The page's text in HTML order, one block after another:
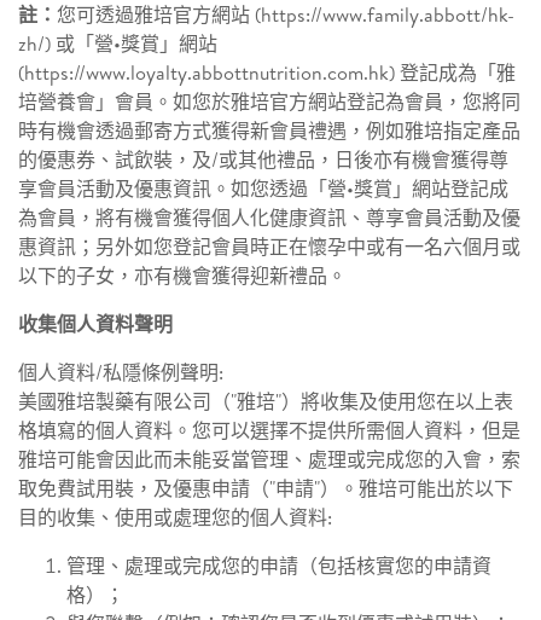
註： 您可透過雅培官方網站 (https://www.family.abbott/hk-
zh/) 或「營•獎賞」網站
(https://www.loyalty.abbottnutrition.com.hk) 登記成為「雅
培營養會」會員。如您於雅培官方網站登記為會員，您將同
時有機會透過郵寄方式獲得新會員禮遇，例如雅培指定產品
的優惠券、試飲裝，及/或其他禮品，日後亦有機會獲得尊
享會員活動及優惠資訊。如您透過「營•獎賞」網站登記成
為會員，將有機會獲得個人化健康資訊、尊享會員活動及優
惠資訊；另外如您登記會員時正在懷孕中或有一名六個月或
以下的子女，亦有機會獲得迎新禮品。
收集個人資料聲明
個人資料/私隱條例聲明:
美國雅培製藥有限公司（"雅培"）將收集及使用您在以上表
格填寫的個人資料。您可以選擇不提供所需個人資料，但是
雅培可能會因此而未能妥當管理、處理或完成您的入會，索
取免費試用裝，及優惠申請（"申請"）。雅培可能出於以下
目的收集、使用或處理您的個人資料:
管理、處理或完成您的申請（包括核實您的申請資
格）；